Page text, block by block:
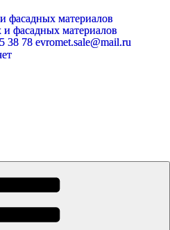
фасадных материалов
38 78 evromet.sale@mail.ru